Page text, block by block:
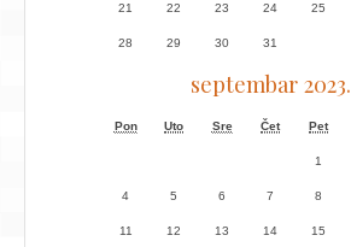
21 22 23 24 25
28 29 30 31
septembar 2023.
Pon Uto Sre Čet Pet
1
4 5 6 7 8
11 12 13 14 15